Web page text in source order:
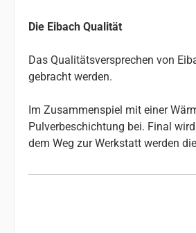
Die Eibach Qualität
Das Qualitätsversprechen von
gebracht werden.
Im Zusammenspiel mit einer
Pulverbeschichtung bei. Final
dem Weg zur Werkstatt werden